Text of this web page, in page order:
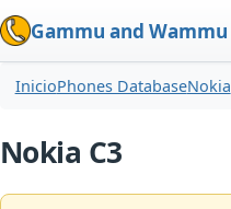
Gammu and Wammu
InicioPhones DatabaseNokia
Nokia C3